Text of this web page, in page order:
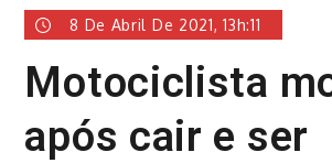
8 De Abril De 2021, 13h:11
Motociclista
após cair e ser